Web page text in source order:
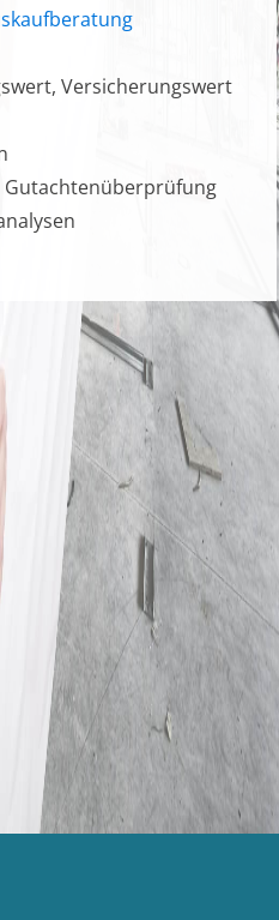
Versicherungswert